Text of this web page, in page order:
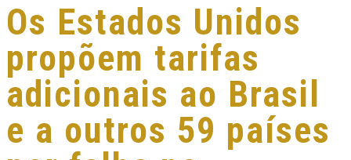
Os Estados Unidos
propõem tarifas
adicionais ao Brasil
e a outros 59 países